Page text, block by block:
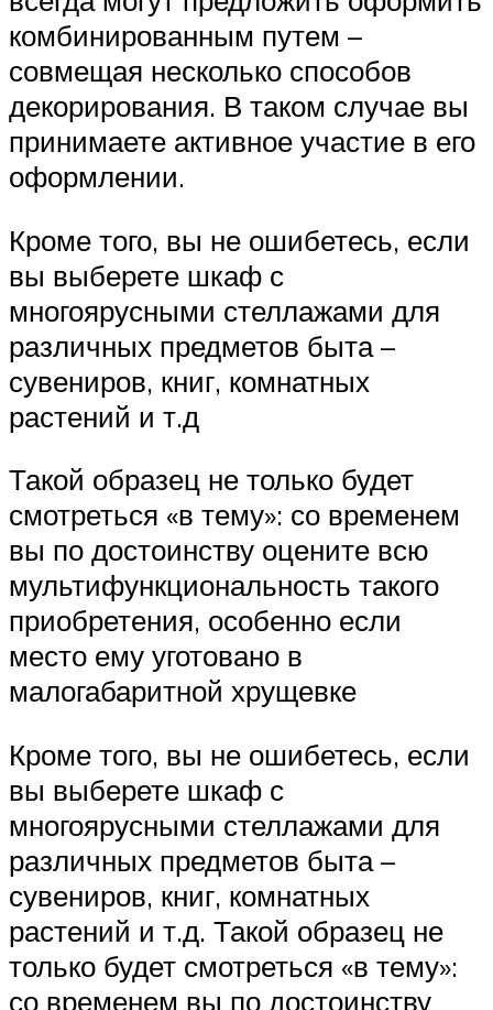
комбинированным путем –
совмещая несколько способов
декорирования. В таком случае вы
принимаете активное участие в его
оформлении.
Кроме того, вы не ошибетесь, если
вы выберете шкаф с
многоярусными стеллажами для
различных предметов быта –
сувениров, книг, комнатных
растений и т.д
Такой образец не только будет
смотреться «в тему»: со временем
вы по достоинству оцените всю
мультифункциональность такого
приобретения, особенно если
место ему уготовано в
малогабаритной хрущевке
Кроме того, вы не ошибетесь, если
вы выберете шкаф с
многоярусными стеллажами для
различных предметов быта –
сувениров, книг, комнатных
растений и т.д. Такой образец не
только будет смотреться «в тему»:
со временем вы по достоинству